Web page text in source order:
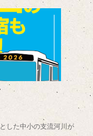
した中小の支流河川が